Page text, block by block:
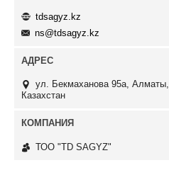
tdsagyz.kz
ns@tdsagyz.kz
ул. Бекмаханова 95а, Алматы,
Казахстан
ТОО "TD SAGYZ"